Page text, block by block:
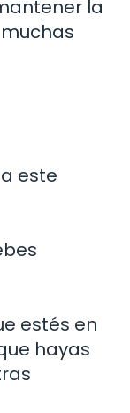
la
este
estés en
hayas